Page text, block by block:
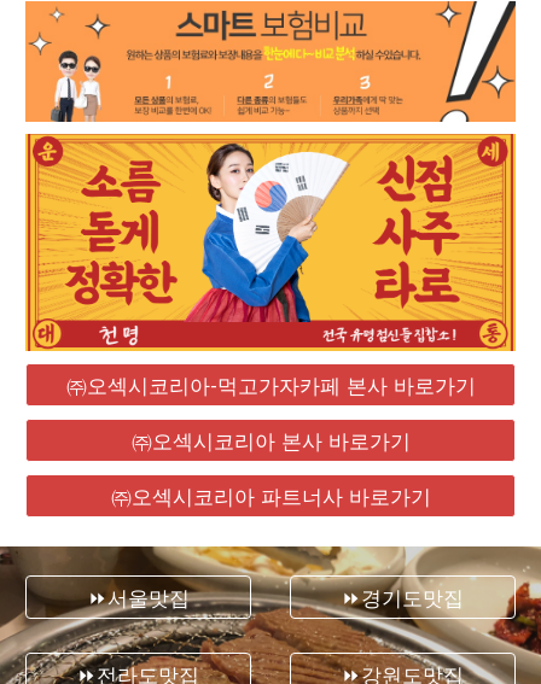
㈜오섹시코리아-먹고가자카페 본사 바로가기
㈜오섹시코리아 본사 바로가기
㈜오섹시코리아 파트너사 바로가기
⏩서울맛집
⏩전라도맛집
⏩경기도맛집
⏩강원도맛집